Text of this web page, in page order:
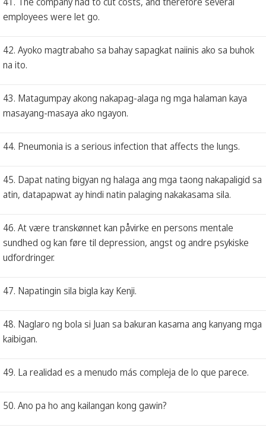
employees were let go.
42. Ayoko magtrabaho sa bahay sapagkat naiinis ako sa buhok
na ito.
43. Matagumpay akong nakapag-alaga ng mga halaman kaya
masayang-masaya ako ngayon.
44. Pneumonia is a serious infection that affects the lungs.
45. Dapat nating bigyan ng halaga ang mga taong nakapaligid sa
atin, datapapwat ay hindi natin palaging nakakasama sila.
46. At være transkønnet kan påvirke en persons mentale
sundhed og kan føre til depression, angst og andre psykiske
udfordringer.
47. Napatingin sila bigla kay Kenji.
48. Naglaro ng bola si Juan sa bakuran kasama ang kanyang mga
kaibigan.
49. La realidad es a menudo más compleja de lo que parece.
50. Ano pa ho ang kailangan kong gawin?